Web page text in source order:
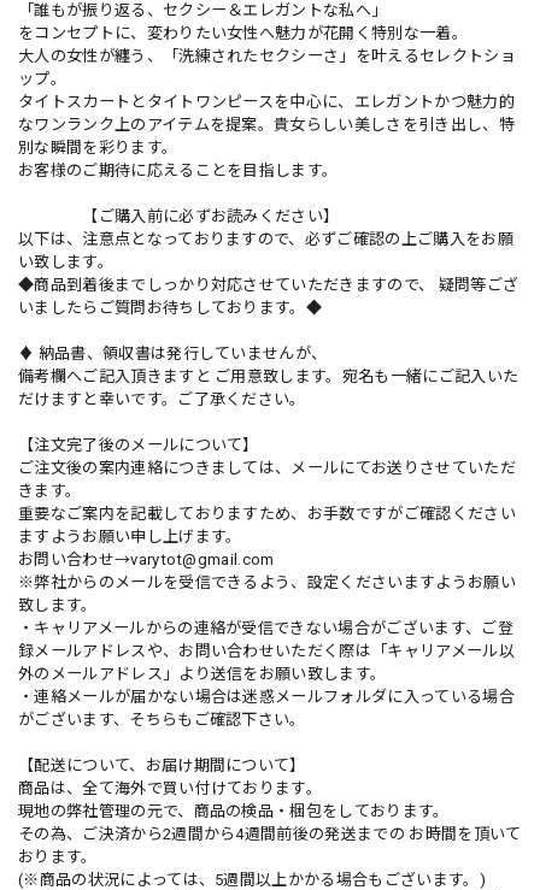
「誰もが振り返る、セクシー＆エレガントな私へ」
をコンセプトに、変わりたい女性へ魅力が花開く特別な一着。
大人の女性が纏う、「洗練されたセクシーさ」を叶えるセレクトショ
ップ。
タイトスカートとタイトワンピースを中心に、エレガントかつ魅力的
なワンランク上のアイテムを提案。貴女らしい美しさを引き出し、特
別な瞬間を彩ります。
お客様のご期待に応えることを目指します。
【ご購入前に必ずお読みください】
以下は、注意点となっておりますので、必ずご確認の上ご購入をお願
い致します。
◆商品到着後までしっかり対応させていただきますので、 疑問等ござ
いましたらご質問お待ちしております。◆
♦ 納品書、領収書は発行していませんが、
備考欄へご記入頂きますと ご用意致します。宛名も一緒にご記入いた
だけますと幸いです。ご了承ください。
【注文完了後のメールについて】
ご注文後の案内連絡につきましては、メールにてお送りさせていただ
きます。
重要なご案内を記載しておりますため、お手数ですがご確認ください
ますようお願い申し上げます。
お問い合わせ→varytot@gmail.com
※弊社からのメールを受信できるよう、設定くださいますようお願い
致します。
・キャリアメールからの連絡が受信できない場合がございます、ご登
録メールアドレスや、お問い合わせいただく際は「キャリアメール以
外のメールアドレス」より送信をお願い致します。
・連絡メールが届かない場合は迷惑メールフォルダに入っている場合
がございます、そちらもご確認下さい。
【配送について、お届け期間について】
商品は、全て海外で買い付けております。
現地の弊社管理の元で、商品の検品・梱包をしております。
その為、ご決済から2週間から4週間前後の発送までの お時間を頂いて
おります。
(※商品の状況によっては、5週間以上かかる場合もございます。)